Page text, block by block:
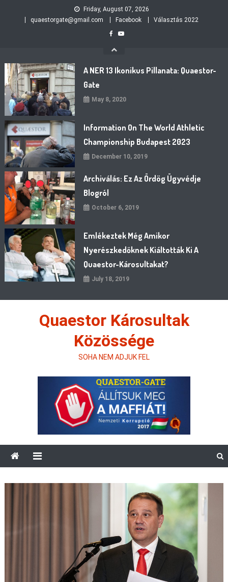
Friday, August 07, 2026
quaestorgate@gmail.com
Facebook Választás 2022
A NER 13 Ikonikus Pillanata: Quaestor-
Gate
May 8, 2020
Information On The World Athletic
Championship Budapest 2023
December 10, 2019
Archiválás: Ez Az Ördög Ügyvédje
Blogról
October 6, 2019
Emlékeztek Még Amikor
Nyerészkedőknek Kiáltották Ki A
Quaestor-Károsultakat?
July 18, 2019
Quaestor Károsultak
Közössége
SOHA NEM ADJUK FEL